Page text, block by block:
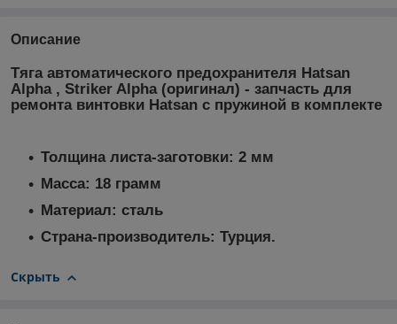
Описание
Тяга автоматического предохранителя Hatsan
Alpha , Striker Alpha (оригинал) - запчасть для
ремонта винтовки Hatsan с пружиной в комплекте
Толщина листа-заготовки: 2 мм
Масса: 18 грамм
Материал: сталь
Страна-производитель: Турция.
Скрыть